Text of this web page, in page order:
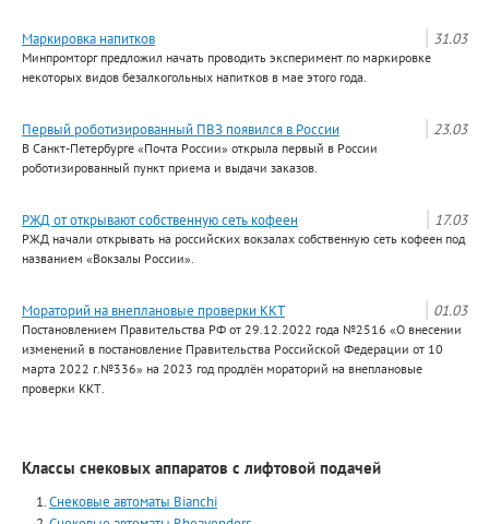
31.03
Маркировка напитков
Минпромторг предложил начать проводить эксперимент по маркировке
некоторых видов безалкогольных напитков в мае этого года.
23.03
Первый роботизированный ПВЗ появился в России
В Санкт-Петербурге «Почта России» открыла первый в России
роботизированный пункт приема и выдачи заказов.
17.03
РЖД от открывают собственную сеть кофеен
РЖД начали открывать на российских вокзалах собственную сеть кофеен под
названием «Вокзалы России».
01.03
Мораторий на внеплановые проверки ККТ
Постановлением Правительства РФ от 29.12.2022 года №2516 «О внесении
изменений в постановление Правительства Российской Федерации от 10
марта 2022 г.№336» на 2023 год продлён мораторий на внеплановые
проверки ККТ.
Классы снековых аппаратов с лифтовой подачей
Снековые автоматы Bianchi